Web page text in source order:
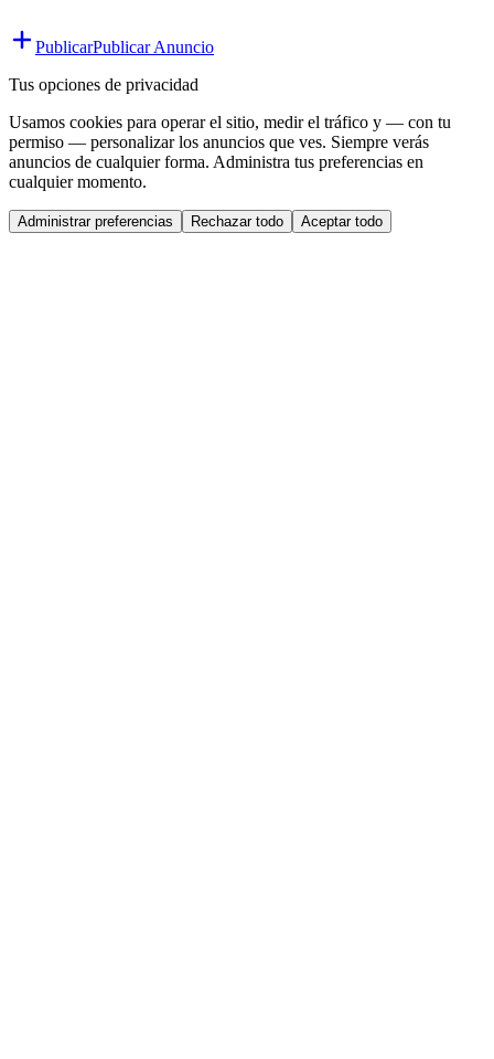
PublicarPublicar Anuncio
Tus opciones de privacidad
Usamos cookies para operar el sitio, medir el tráfico y — con tu
permiso — personalizar los anuncios que ves. Siempre verás
anuncios de cualquier forma. Administra tus preferencias en
cualquier momento.
Administrar preferencias Rechazar todo Aceptar todo